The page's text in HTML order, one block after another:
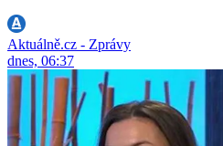
Aktuálně.cz - Zprávy
dnes, 06:37